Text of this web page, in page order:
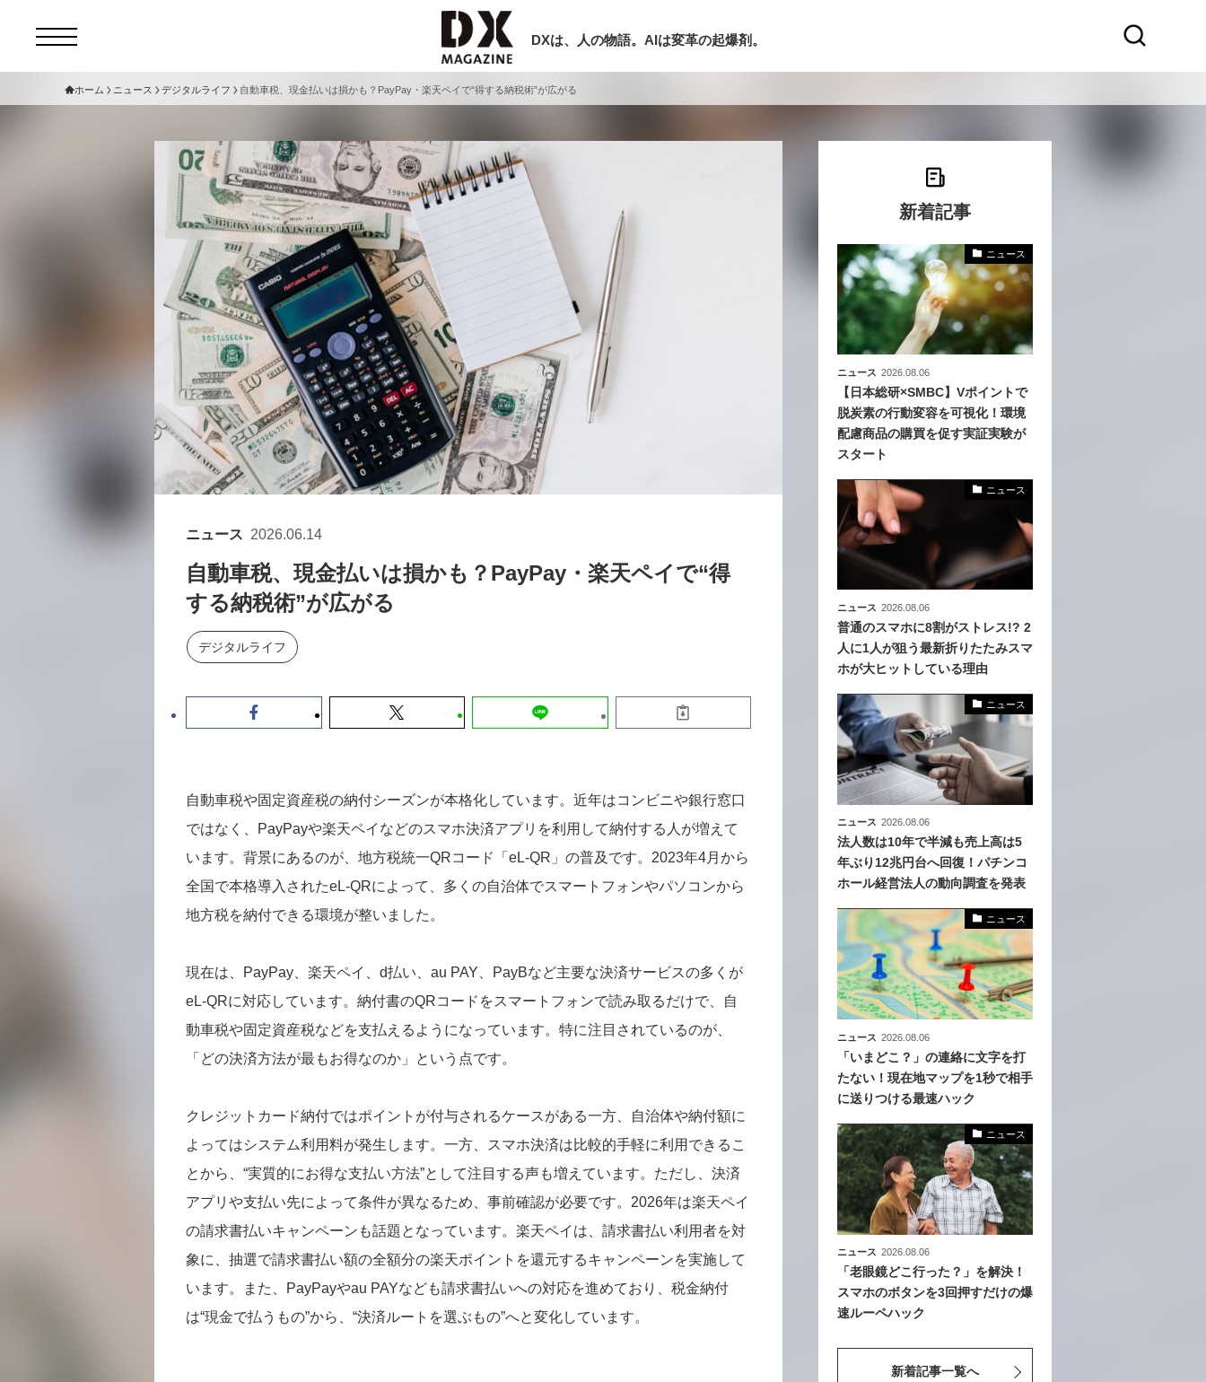
DXは、人の物語。AIは変革の起爆剤。
セミナー
サービスメニュー 日本オムニチャネル協会
トップページ
特集
動画
サイトマップ
お問い合わせ
個人情報保護法について
運営会社
現在開催予定のセミナー
セミナー
非公開: 【8/6開催】AIエージェント時
代、日本企業は何から始めるべきか。〜
シリコンバレーAX最新潮流から学ぶ〜
2026-08-03
セミナー
ホーム ニュース デジタルライフ 自動車税、現金払いは損かも？PayPay・楽天ペイで“得する納税術”が広がる
ニュース 2026.06.14
自動車税、現金払いは損かも？PayPay・楽天ペイで“得
する納税術”が広がる
デジタルライフ
自動車税や固定資産税の納付シーズンが本格化しています。近年はコンビニや銀行窓口
ではなく、PayPayや楽天ペイなどのスマホ決済アプリを利用して納付する人が増えて
います。背景にあるのが、地方税統一QRコード「eL-QR」の普及です。2023年4月から
全国で本格導入されたeL-QRによって、多くの自治体でスマートフォンやパソコンから
地方税を納付できる環境が整いました。
現在は、PayPay、楽天ペイ、d払い、au PAY、PayBなど主要な決済サービスの多くが
eL-QRに対応しています。納付書のQRコードをスマートフォンで読み取るだけで、自
動車税や固定資産税などを支払えるようになっています。特に注目されているのが、
「どの決済方法が最もお得なのか」という点です。
クレジットカード納付ではポイントが付与されるケースがある一方、自治体や納付額に
よってはシステム利用料が発生します。一方、スマホ決済は比較的手軽に利用できるこ
とから、“実質的にお得な支払い方法”として注目する声も増えています。ただし、決済
アプリや支払い先によって条件が異なるため、事前確認が必要です。2026年は楽天ペイ
の請求書払いキャンペーンも話題となっています。楽天ペイは、請求書払い利用者を対
象に、抽選で請求書払い額の全額分の楽天ポイントを還元するキャンペーンを実施して
います。また、PayPayやau PAYなども請求書払いへの対応を進めており、税金納付
は“現金で払うもの”から、“決済ルートを選ぶもの”へと変化しています。
新着記事
ニュース
ニュース 2026.08.06
【日本総研×SMBC】Vポイントで
脱炭素の行動変容を可視化！環境
配慮商品の購買を促す実証実験が
スタート
ニュース
ニュース 2026.08.06
普通のスマホに8割がストレス!? 2
人に1人が狙う最新折りたたみスマ
ホが大ヒットしている理由
ニュース
ニュース 2026.08.06
法人数は10年で半減も売上高は5
年ぶり12兆円台へ回復！パチンコ
ホール経営法人の動向調査を発表
ニュース
ニュース 2026.08.06
「いまどこ？」の連絡に文字を打
たない！現在地マップを1秒で相手
に送りつける最速ハック
ニュース
ニュース 2026.08.06
「老眼鏡どこ行った？」を解決！
スマホのボタンを3回押すだけの爆
速ルーペハック
新着記事一覧へ